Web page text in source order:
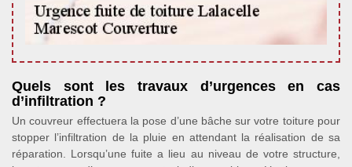
Quels sont les travaux d’urgences en cas
d’infiltration ?
Un couvreur effectuera la pose d’une bâche sur votre toiture pour
stopper l’infiltration de la pluie en attendant la réalisation de sa
réparation. Lorsqu’une fuite a lieu au niveau de votre structure,